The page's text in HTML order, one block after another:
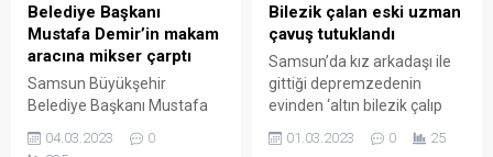
Asayiş Şube Müdürlüğü
Cinayet Bürosu ekipleri,
C.Ö.yü araç içinde bir başka
tabancayla yakaladı. Gencin
olayda kullandığı tabanca
Belediye Başkanı
Mustafa Demir’in makam
aracına mikser çarptı
Samsun Büyükşehir
Belediye Başkanı Mustafa
Atakum ilçesi Atatürk
04.03.2023
0
Bilezik çalan eski uzman
çavuş tutuklandı
Samsun’da kız arkadaşı ile
gittiği depremzedenin
evinden ‘altın bilezik çalıp
uzman çavuş çıkarıldığı
01.03.2023 0 25